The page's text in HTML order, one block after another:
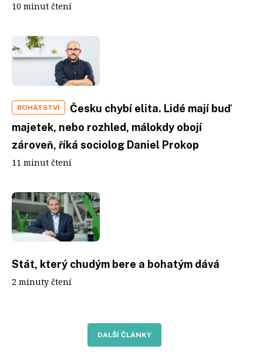
10 minut čtení
BOHATSTVÍ
Česku chybí elita. Lidé mají buď
majetek, nebo rozhled, málokdy obojí
zároveň, říká sociolog Daniel Prokop
11 minut čtení
Stát, který chudým bere a bohatým dává
2 minuty čtení
DALŠÍ ČLÁNKY